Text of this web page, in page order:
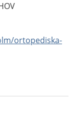
ortopediska-